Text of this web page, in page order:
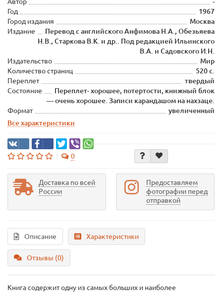
Год
1967
Город издания
Москва
Издание
Перевод с английского Анфимова Н.А., Обезьяева
Н.В., Старкова В.К. и др.. Под редакцией Ильинского
В.А. и Садовского И.Н.
Издательство
Мир
Количество страниц
520 с.
Переплет
твердый
Состояние
Переплет- хорошее, потертости, книжный блок
— очень хорошее. Записи карандашом на нахзаце.
Формат
увеличенный
Все характеристики
0
Доставка по всей
России
Предоставляем
фотографии перед
отправкой
Описание Характеристики
Отзывы (0)
Книга содержит одну из самых больших и наиболее